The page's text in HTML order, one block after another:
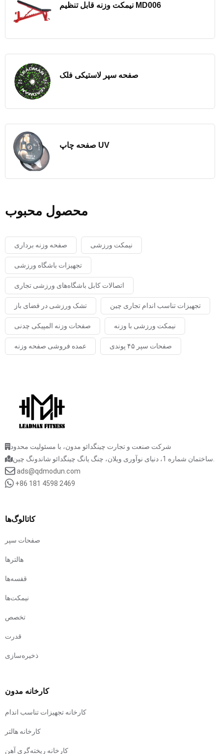
نیمکت وزنه قابل تنظیم MD006
صفحه سپر لاستیکی فلک
صفحه چاپ UV
محصول محبوب
صفحه وزنه برداری نیمکت ورزشی
تجهیزات باشگاه ورزشی
اتصالات کابل باشگاه‌های ورزشی تجاری
تشک ورزشی در فضای باز تجهیزات تناسب اندام تجاری چین
صفحات وزنه المپیکی چدنی نیمکت ورزشی با وزنه
عمده فروشی صفحه وزنه صفحات سپر ۴۵ پوندی
شرکت صنعت و تجارت چینگدائو مدون، با مسئولیت محدود
ads@qdmodun.com
+86 181 4598 2469
کاتالوگ‌ها
صفحات سپر
هالترها
قفسه‌ها
نیمکت‌ها
تخصص
قدرت
ذخیره‌سازی
کارخانه مدون
کارخانه تجهیزات تناسب اندام
کارخانه هالتر
کارخانه ریخته‌گری آهن